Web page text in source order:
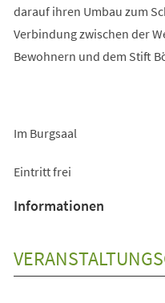
darauf ihren Umbau zum
Verbindung zwischen der
Bewohnern und dem Stift
Im Burgsaal
Eintritt frei
Informationen